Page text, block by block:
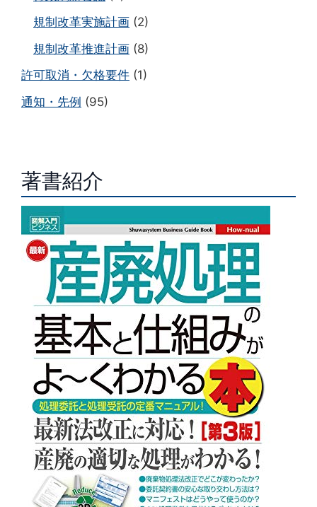
規制改革実施計画 (2)
規制改革推進計画 (8)
許可取消・欠格要件 (1)
通知・先例 (95)
著書紹介